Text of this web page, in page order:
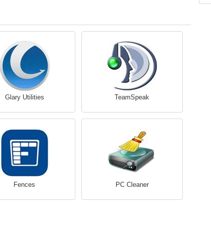
Glary Utilities TeamSpeak
Fences PC Cleaner